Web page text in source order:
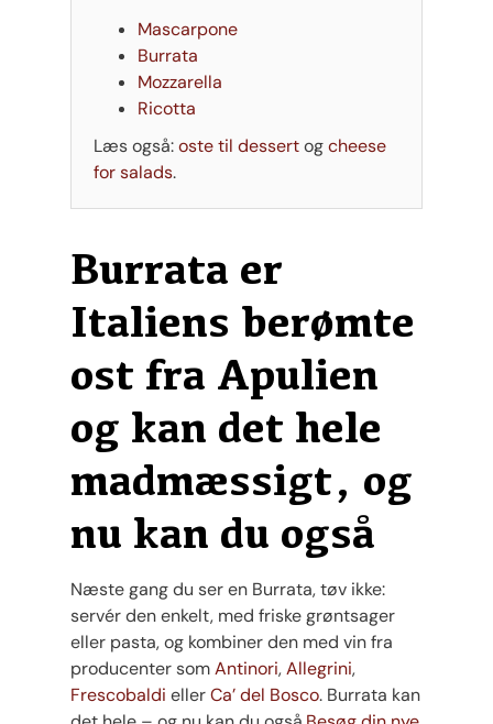
Mascarpone
Burrata
Mozzarella
Ricotta
Læs også:oste til dessertogcheese
for salads.
Burrata er
Italiens berømte
ost fra Apulien
og kan det hele
madmæssigt, og
nu kan du også
Næste gang du ser en Burrata, tøv ikke:
servér den enkelt, med friske grøntsager
eller pasta, og kombiner den med vin fra
producenter somAntinori,Allegrini,
Frescobaldi ellerCa’ del Bosco. Burrata kan